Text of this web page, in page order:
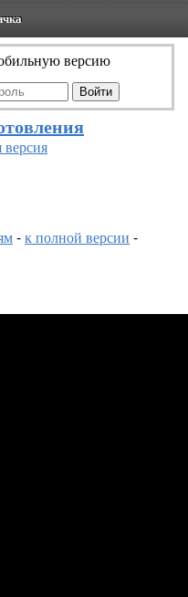
версию
-к полной версии -